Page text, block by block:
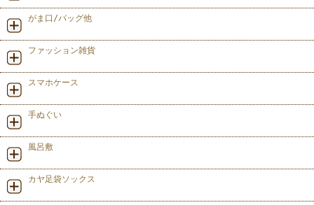
がま口/バッグ他
ファッション雑貨
スマホケース
手ぬぐい
風呂敷
カヤ足袋ソックス